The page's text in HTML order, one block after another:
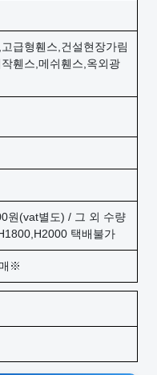
급형휀스,건설현장가림
휀스,메쉬휀스,옥외광
원(vat별도) / 그 외 수량
택배불가
※